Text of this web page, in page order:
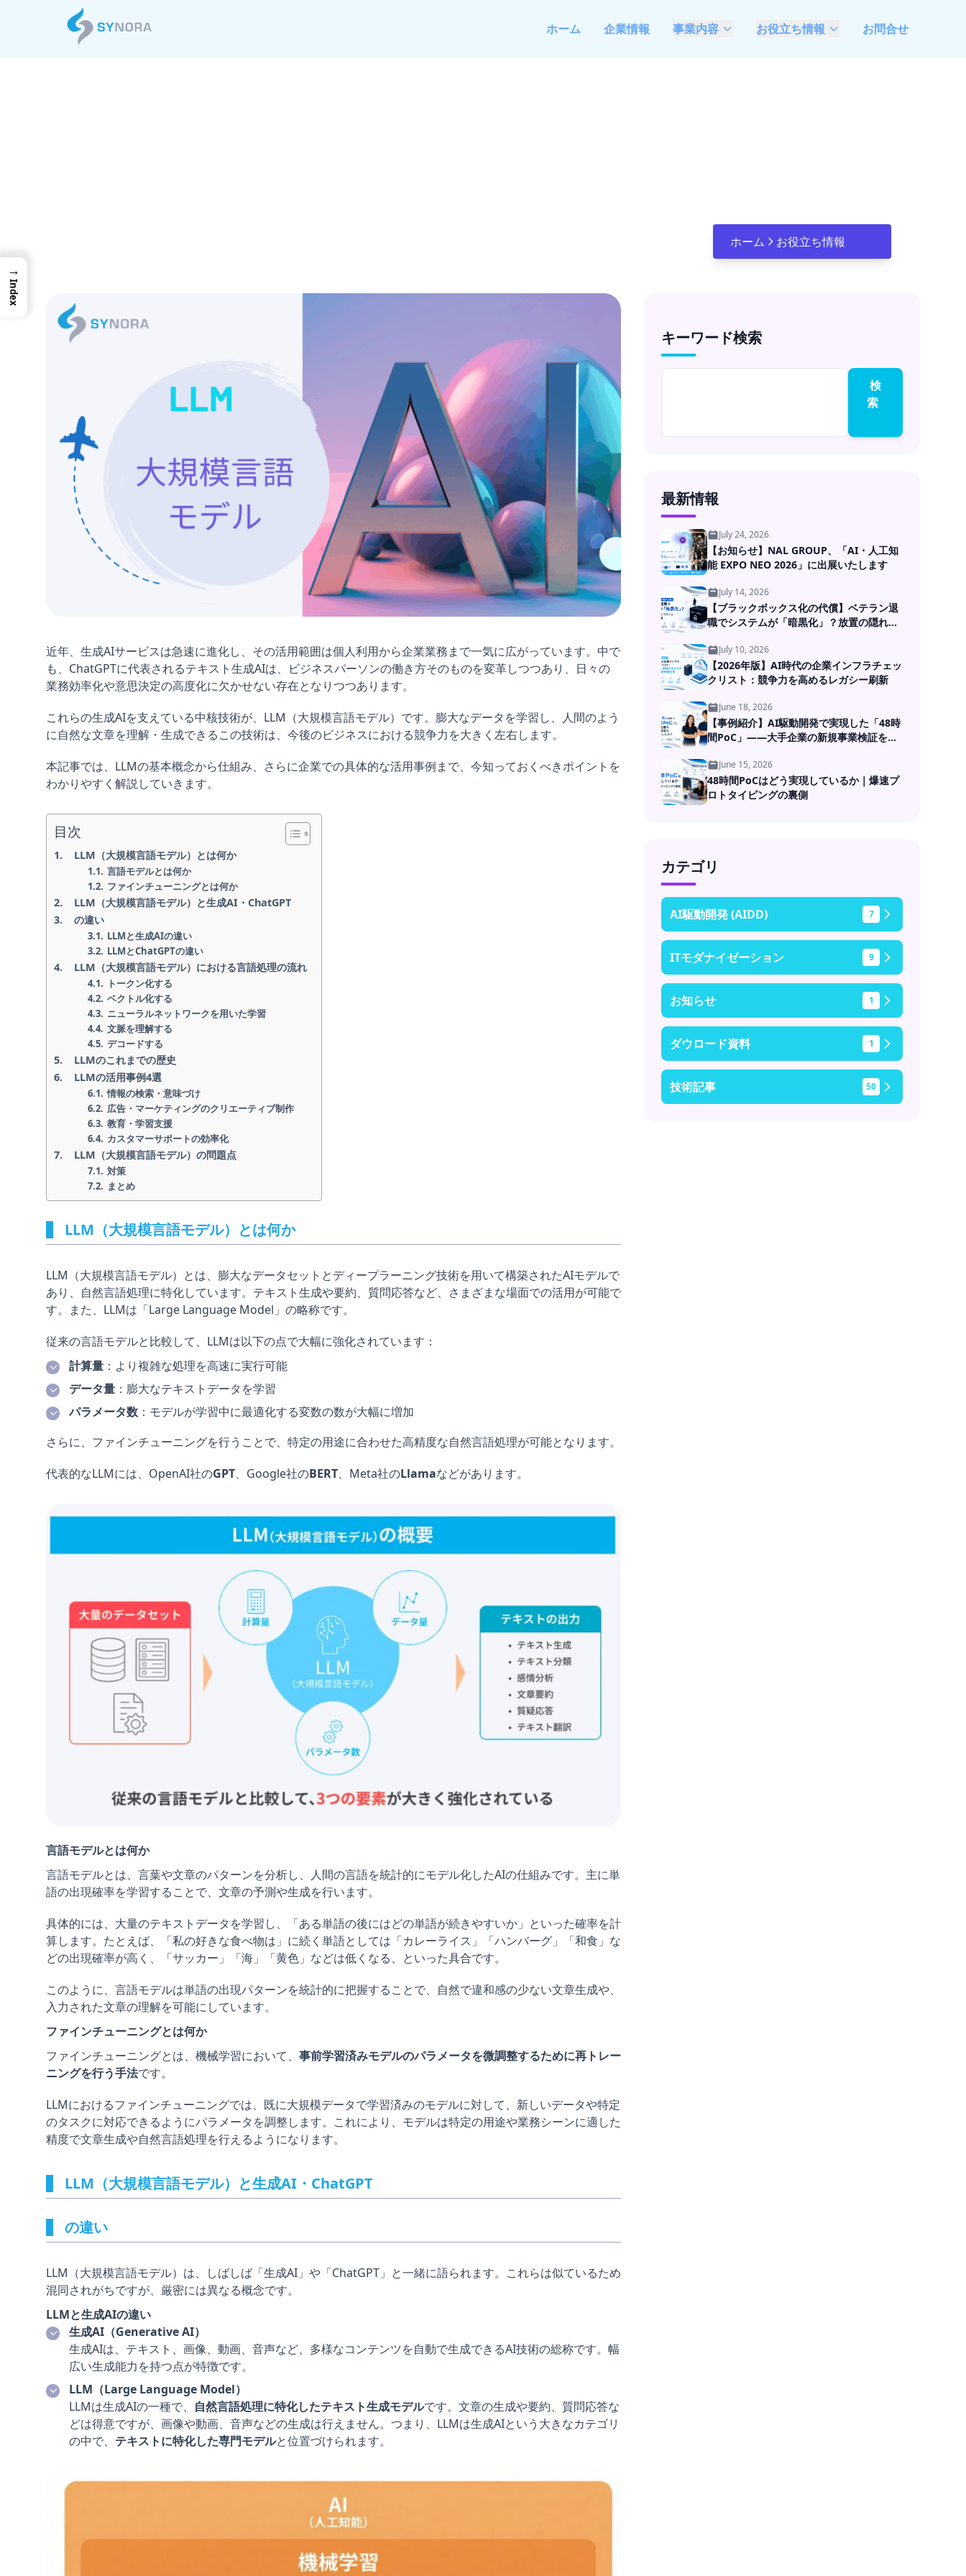
ホーム 企業情報
事業内容
成果コミットのラボ型
開発
お役立ち情報
お問合せ
ホーム お役立ち情報
近年、生成AIサービスは急速に進化し、その活用範囲は個人利用から企業業務まで一気に広がっています。中で
も、ChatGPTに代表されるテキスト生成AIは、ビジネスパーソンの働き方そのものを変革しつつあり、日々の
業務効率化や意思決定の高度化に欠かせない存在となりつつあります。
これらの生成AIを支えている中核技術が、LLM（大規模言語モデル）です。膨大なデータを学習し、人間のよう
に自然な文章を理解・生成できるこの技術は、今後のビジネスにおける競争力を大きく左右します。
本記事では、LLMの基本概念から仕組み、さらに企業での具体的な活用事例まで、今知っておくべきポイントを
わかりやすく解説していきます。
目次
LLM（大規模言語モデル）とは何か
言語モデルとは何か
ファインチューニングとは何か
LLM（大規模言語モデル）と生成AI・ChatGPT
の違い
LLMと生成AIの違い
LLMとChatGPTの違い
LLM（大規模言語モデル）における言語処理の流れ
トークン化する
ベクトル化する
ニューラルネットワークを用いた学習
文脈を理解する
デコードする
LLMのこれまでの歴史
LLMの活用事例4選
情報の検索・意味づけ
広告・マーケティングのクリエーティブ制作
教育・学習支援
カスタマーサポートの効率化
LLM（大規模言語モデル）の問題点
対策
まとめ
LLM（大規模言語モデル）とは何か
LLM（大規模言語モデル）とは、膨大なデータセットとディープラーニング技術を用いて構築されたAIモデルで
あり、自然言語処理に特化しています。テキスト生成や要約、質問応答など、さまざまな場面での活用が可能で
す。また、LLMは「Large Language Model」の略称です。
従来の言語モデルと比較して、LLMは以下の点で大幅に強化されています：
計算量 ：より複雑な処理を高速に実行可能
データ量 ：膨大なテキストデータを学習
パラメータ数 ：モデルが学習中に最適化する変数の数が大幅に増加
さらに、ファインチューニングを行うことで、特定の用途に合わせた高精度な自然言語処理が可能となります。
代表的なLLMには、OpenAI社のGPT、Google社のBERT、Meta社のLlamaなどがあります。
言語モデルとは何か
言語モデルとは、言葉や文章のパターンを分析し、人間の言語を統計的にモデル化したAIの仕組みです。主に単
語の出現確率を学習することで、文章の予測や生成を行います。
具体的には、大量のテキストデータを学習し、「ある単語の後にはどの単語が続きやすいか」といった確率を計
算します。たとえば、「私の好きな食べ物は」に続く単語としては「カレーライス」「ハンバーグ」「和食」な
どの出現確率が高く、「サッカー」「海」「黄色」などは低くなる、といった具合です。
このように、言語モデルは単語の出現パターンを統計的に把握することで、自然で違和感の少ない文章生成や、
入力された文章の理解を可能にしています。
ファインチューニングとは何か
ファインチューニングとは、機械学習において、 事前学習済みモデルのパラメータを微調整するために再トレー
ニングを行う手法です。
LLMにおけるファインチューニングでは、既に大規模データで学習済みのモデルに対して、新しいデータや特定
のタスクに対応できるようにパラメータを調整します。これにより、モデルは特定の用途や業務シーンに適した
精度で文章生成や自然言語処理を行えるようになります。
LLM（大規模言語モデル）と生成AI・ChatGPT
の違い
LLM（大規模言語モデル）は、しばしば「生成AI」や「ChatGPT」と一緒に語られます。これらは似ているため
混同されがちですが、厳密には異なる概念です。
LLMと生成AIの違い
生成AI（Generative AI）
生成AIは、テキスト、画像、動画、音声など、多様なコンテンツを自動で生成できるAI技術の総称です。幅
広い生成能力を持つ点が特徴です。
LLM（Large Language Model）
LLMは生成AIの一種で、 自然言語処理に特化したテキスト生成モデルです。文章の生成や要約、質問応答な
どは得意ですが、画像や動画、音声などの生成は行えません。つまり、LLMは生成AIという大きなカテゴリ
の中で、 テキストに特化した専門モデルと位置づけられます。
キーワード検索
検
索
最新情報
July 24, 2026
【お知らせ】NAL GROUP、「AI・人工知
能 EXPO NEO 2026」に出展いたします
July 14, 2026
【ブラックボックス化の代償】ベテラン退
職でシステムが「暗黒化」？放置の隠れた
July 10, 2026
【2026年版】AI時代の企業インフラチェッ
クリスト：競争力を高めるレガシー刷新
June 18, 2026
【事例紹介】AI駆動開発で実現した「48時
間PoC」――大手企業の新規事業検証を高
June 15, 2026
48時間PoCはどう実現しているか｜爆速プ
ロトタイピングの裏側
カテゴリ
AI駆動開発 (AIDD) 7
ITモダナイゼーション 9
お知らせ 1
ダウロード資料 1
技術記事 50
→
Index